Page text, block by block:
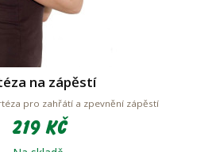
na zápěstí
pro zahřátí a zpevnění zápěstí
219 Kč